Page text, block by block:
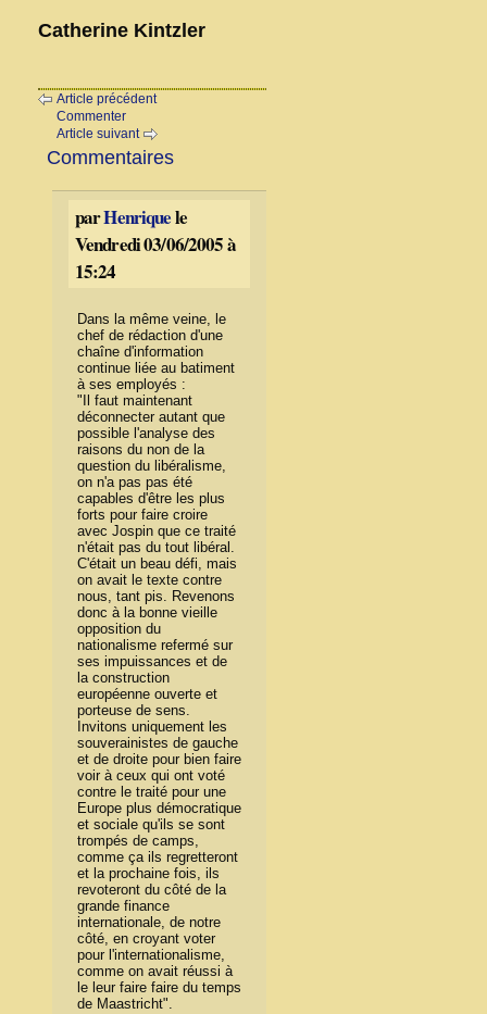
Catherine Kintzler
Article précédent
Commenter
Article suivant
Commentaires
parHenriquele
Vendredi 03/06/2005 à
15:24
Dans la même veine, le
chef de rédaction d'une
chaîne d'information
continue liée au batiment
à ses employés :
"Il faut maintenant
déconnecter autant que
possible l'analyse des
raisons du non de la
question du libéralisme,
on n'a pas pas été
capables d'être les plus
forts pour faire croire
avec Jospin que ce traité
n'était pas du tout libéral.
C'était un beau défi, mais
on avait le texte contre
nous, tant pis. Revenons
donc à la bonne vieille
opposition du
nationalisme refermé sur
ses impuissances et de
la construction
européenne ouverte et
porteuse de sens.
Invitons uniquement les
souverainistes de gauche
et de droite pour bien faire
voir à ceux qui ont voté
contre le traité pour une
Europe plus démocratique
et sociale qu'ils se sont
trompés de camps,
comme ça ils regretteront
et la prochaine fois, ils
revoteront du côté de la
grande finance
internationale, de notre
côté, en croyant voter
pour l'internationalisme,
comme on avait réussi à
le leur faire faire du temps
de Maastricht".